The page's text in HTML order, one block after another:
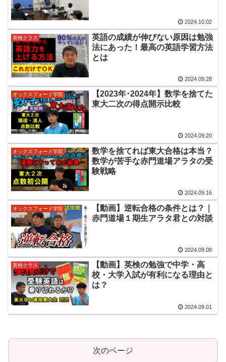
2024.10.02
英検クラス
英語の成績が伸びない原因は勉強
法にあった！最高の英語学習方法
とは
2024.09.28
オックスフォード学院
【2023年･2024年】数学を捨てた
東大二次の得点開示比較
2024.09.20
オックスフォード学院
数学を捨てれば東大合格は本当？
数学が苦手な赤門道場アラタの受
験戦略
2024.09.16
オックスフォード学院
【動画】逆転合格の条件とは？｜
赤門道場１期生アラタ君との対談
2024.09.08
英検クラス
【動画】英検の勉強で中学・高
校・大学入試が有利になる理由と
は？
2024.09.01
次のページ